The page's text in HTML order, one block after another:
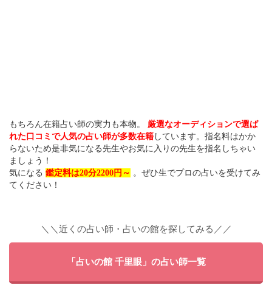
もちろん在籍占い師の実力も本物。
厳選なオーディションで選ば
れた口コミで人気の占い師が多数在籍 しています。指名料はかか
らないため是非気になる先生やお気に入りの先生を指名しちゃい
ましょう！
気になる 鑑定料は20分2200円～ 。ぜひ生でプロの占いを受けてみ
てください！
＼＼近くの占い師・占いの館を探してみる／／
「占いの館 千里眼」の占い師一覧